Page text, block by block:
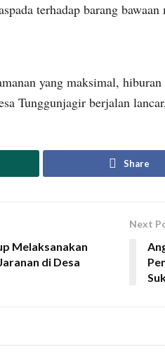
terhadap barang
yang maksimal,
Tunggunjagir berjalan
Share
Melaksanakan
di Desa
Next